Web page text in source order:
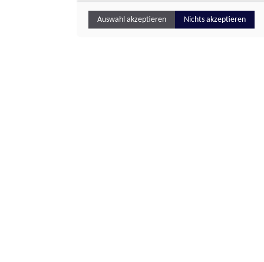
Auswahl akzeptieren Nichts akzeptieren